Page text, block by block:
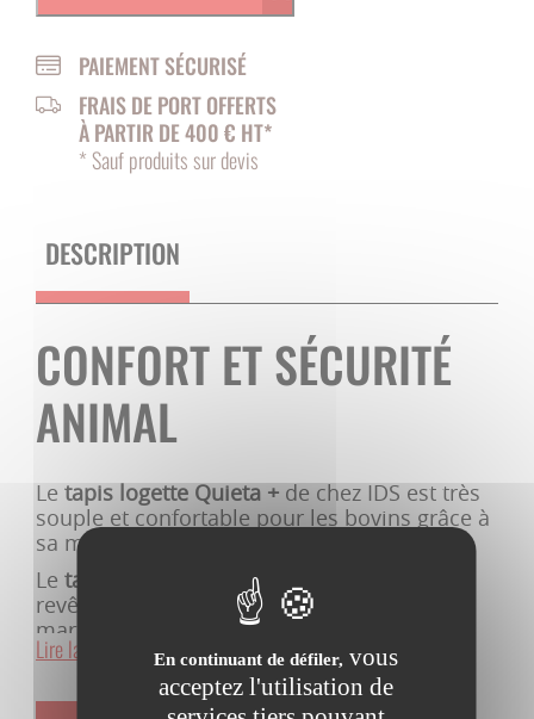
PAIEMENT SÉCURISÉ
FRAIS DE PORT OFFERTS
À PARTIR DE 400 € HT*
* Sauf produits sur devis
DESCRIPTION
CONFORT ET SÉCURITÉ
ANIMAL
Le tapis logette Quieta +de chez IDS est très
souple et confortable pour les bovins grâce à
sa mousse à mémoire de forme.
Le tapis logette Quieta +
possède un
revêtement antidérapant grâce à sa face
martelée.
Letapis logette Quieta +est munit d’une
pente intégrée qui facilite l’écoulement des
Lire la suite... En continuant de défiler, vous
acceptez l'utilisation de